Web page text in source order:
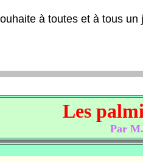
à toutes et à tous un
Les
Par